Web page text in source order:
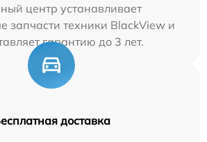
центр устанавливает
запчасти техники BlackView и
гарантию до 3 лет.
доставка